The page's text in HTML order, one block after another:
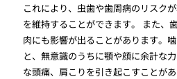
これにより、虫歯や歯周病のリスク
を維持することができます。 また、
肉にも影響が出ることがあります。
と、無意識のうちに顎や顔に余計な
な頭痛、肩こりを引き起こすことが